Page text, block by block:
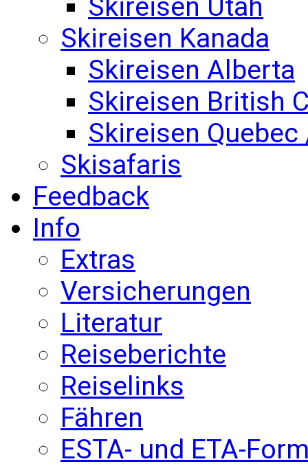
Skireisen Utah
Skireisen Kanada
Skireisen Alberta
Skireisen British
Skireisen
Skisafaris
Feedback
Info
Extras
Versicherungen
Literatur
Reiseberichte
Reiselinks
Fähren
ESTA- und ETA-